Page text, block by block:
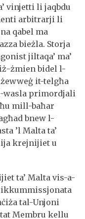
vinjetti li jaqbdu
arbitrarji li
qabel ma
bieżla. Storja
jiltaqa’ ma’
żmien bidel l-
it-telgħa
wasla primordjali
mill-baħar
bnew l-
’l Malta ta’
krejnijiet u
ta’ Malta vis-a-
tal-Unjoni
Membru kellu